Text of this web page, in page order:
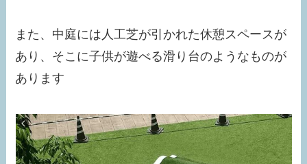
また、中庭には人工芝が引かれた休憩スペースが
あり、そこに子供が遊べる滑り台のようなものが
あります